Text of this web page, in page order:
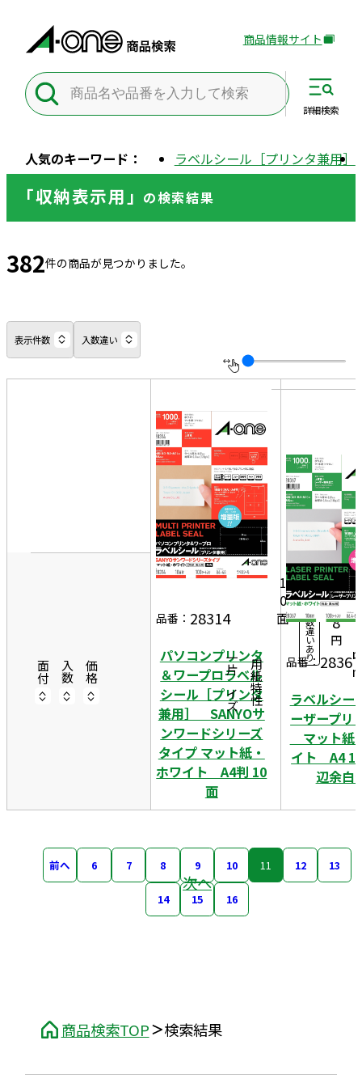
外
サ
別
ン
す
商品情報サイト
人気のキーワード： ラベルシール［プリンタ兼用］
詳細検索
商品検索TOP 検索結果
「収納表示用」 の検索結果
382件の商品が見つかりました。
表示件数 入数違い
面付 入数 価格 一片サイズ用紙特性
品番： 28314
パソコンプリンタ
＆ワープロラベル
シール［プリンタ
兼用］ SANYOサ
ンワードシリーズ
タイプ マット紙・
ホワイト A4判 10
面
1
0
面
10
0シ
ー
ト
入
数
違
い
あ
り
5,
9
1
8
円
8
4
4
品番：28367
ラベルシー
ーザープリ
マット紙
イト A4
辺余白
前へ 6 7 8 9 10 11 12 13
14 15 16
次へ